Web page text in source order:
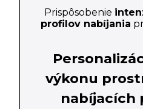
Prispôsobenie
profilov nabíjania
výkonu
nabíjacích